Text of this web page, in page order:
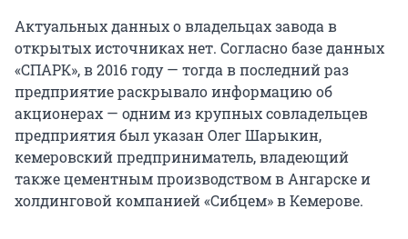
Актуальных данных о владельцах завода в
открытых источниках нет. Согласно базе данных
«СПАРК», в 2016 году — тогда в последний раз
предприятие раскрывало информацию об
акционерах — одним из крупных совладельцев
предприятия был указан Олег Шарыкин,
кемеровский предприниматель, владеющий
также цементным производством в Ангарске и
холдинговой компанией «Сибцем» в Кемерове.